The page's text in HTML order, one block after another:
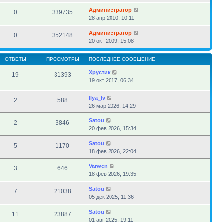
0 339735
Администратор
28 апр 2010, 10:11
0 352148
Администратор
20 окт 2009, 15:08
ОТВЕТЫ ПРОСМОТРЫ ПОСЛЕДНЕЕ СООБЩЕНИЕ
19 31393
Хрустик
19 окт 2017, 06:34
2 588
Ilya_Iv
26 мар 2026, 14:29
2 3846
Satou
20 фев 2026, 15:34
5 1170
Satou
18 фев 2026, 22:04
3 646
Varwen
18 фев 2026, 19:35
7 21038
Satou
05 дек 2025, 11:36
11 23887
Satou
01 авг 2025, 19:11